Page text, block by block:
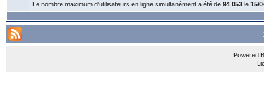
Le nombre maximum d'utilisateurs en ligne simultanément a été de 94 053le 15/
Powered